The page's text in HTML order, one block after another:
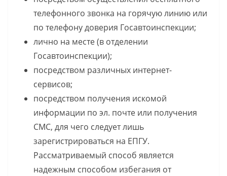
телефонного звонка на горячую линию или
по телефону доверия Госавтоинспекции;
лично на месте (в отделении
Госавтоинспекции);
посредством различных интернет-
сервисов;
посредством получения искомой
информации по эл. почте или получения
СМС, для чего следует лишь
зарегистрироваться на ЕПГУ.
Рассматриваемый способ является
надежным способом избегания от